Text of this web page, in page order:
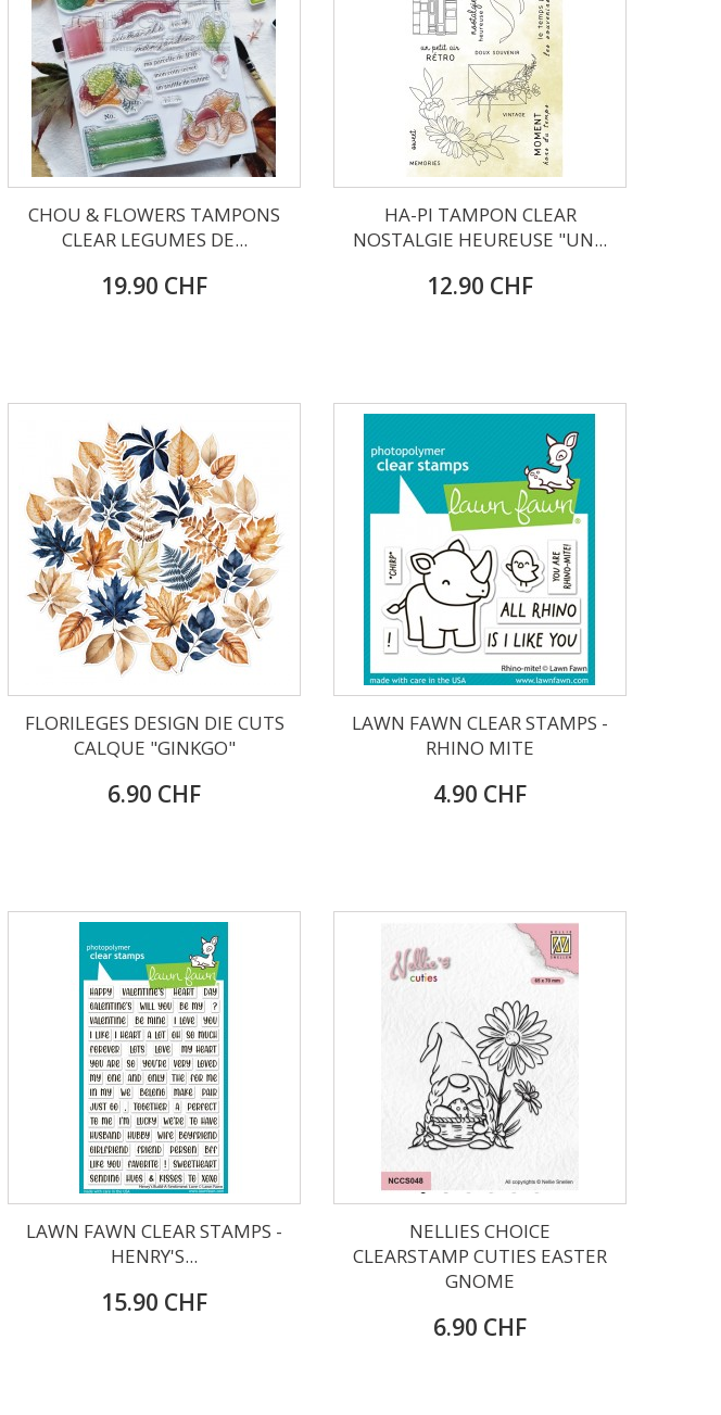
CHOU & FLOWERS TAMPONS
CLEAR LEGUMES DE...
19.90 CHF
HA-PI TAMPON CLEAR
NOSTALGIE HEUREUSE "UN...
12.90 CHF
FLORILEGES DESIGN DIE CUTS
CALQUE "GINKGO"
6.90 CHF
LAWN FAWN CLEAR STAMPS -
RHINO MITE
4.90 CHF
LAWN FAWN CLEAR STAMPS -
HENRY'S...
15.90 CHF
NELLIES CHOICE
CLEARSTAMP CUTIES EASTER
GNOME
6.90 CHF